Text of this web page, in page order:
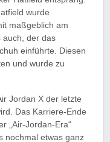
wurde
maßgeblich am
auch, der das
einführte. Diesen
und wurde zu
Jordan X der letzte
Das Karriere-Ende
„Air-Jordan-Era“
nochmal etwas ganz